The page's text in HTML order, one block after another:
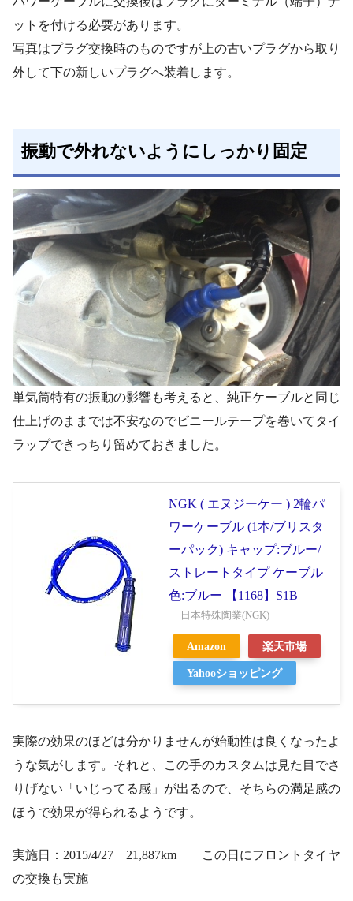
ットを付ける必要があります。
写真はプラグ交換時のものですが上の古いプラグから取り
外して下の新しいプラグへ装着します。
振動で外れないようにしっかり固定
単気筒特有の振動の影響も考えると、純正ケーブルと同じ
仕上げのままでは不安なのでビニールテープを巻いてタイ
ラップできっちり留めておきました。
NGK ( エヌジーケー ) 2輪パ
ワーケーブル (1本/ブリスタ
ーパック) キャップ:ブルー/
ストレートタイプ ケーブル
色:ブルー 【1168】S1B
日本特殊陶業(NGK)
Amazon 楽天市場
Yahooショッピング
実際の効果のほどは分かりませんが始動性は良くなったよ
うな気がします。それと、この手のカスタムは見た目でさ
りげない「いじってる感」が出るので、そちらの満足感の
ほうで効果が得られるようです。
実施日：2015/4/27 21,887km この日にフロントタイヤ
の交換も実施